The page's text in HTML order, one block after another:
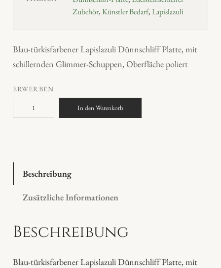
Zubehör,Künstler Bedarf,Lapislazuli
Blau-türkisfarbener Lapislazuli Dünnschliff Platte, mit
schillernden Glimmer-Schuppen, Oberfläche poliert
ERWERBEN
a
a
l
In den Warenkorb
Beschreibung
Zusätzliche Informationen
Beschreibung
Blau-türkisfarbener Lapislazuli Dünnschliff Platte, mit